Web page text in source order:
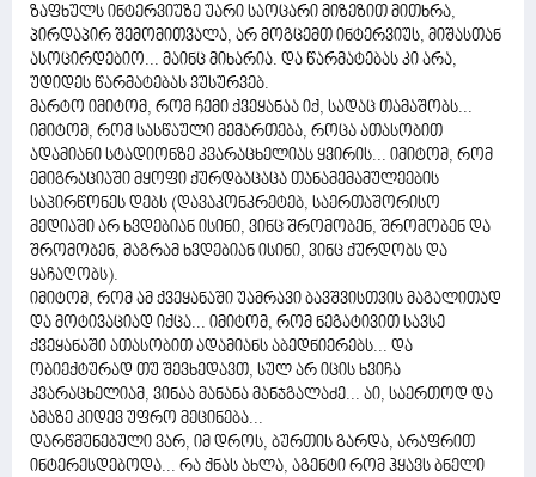
ზაფხულს ინტერვიუზე უარი საოცარი მიზეზით მითხრა,
პირდაპირ შემომითვალა, არ მოგცემთ ინტერვიუს, მიშასთან
ასოცირდებიო... მაინც მიხარია. და წარმატებას კი არა,
უდიდეს წარმატებას ვუსურვებ.
მარტო იმიტომ, რომ ჩემი ქვეყანაა იქ, სადაც თამაშობს...
იმიტომ, რომ სასწაული მემართება, როცა ათასობით
ადამიანი სტადიონზე კვარაცხელიას ყვირის... იმიტომ, რომ
ემიგრაციაში მყოფი ქურდბაცაცა თანამემამულეების
საპირწონეს დებს (დავაკონკრეტებ, საერთაშორისო
მედიაში არ ხვდებიან ისინი, ვინც შრომობენ, შრომობენ და
შრომობენ, მაგრამ ხვდებიან ისინი, ვინც ქურდობს და
ყაჩაღობს).
იმიტომ, რომ ამ ქვეყანაში უამრავი ბავშვისთვის მაგალითად
და მოტივაციად იქცა... იმიტომ, რომ ნეგატივით სავსე
ქვეყანაში ათასობით ადამიანს აბედნიერებს... და
ობიექტურად თუ შევხედავთ, სულ არ იცის ხვიჩა
კვარაცხელიამ, ვინაა მანანა მანჯგალაძე... აი, საერთოდ და
ამაზე კიდევ უფრო მეცინება...
დარწმუნებული ვარ, იმ დროს, ბურთის გარდა, არაფრით
ინტერესდებოდა... რა ქნას ახლა, აგენტი რომ ჰყავს ბნელი